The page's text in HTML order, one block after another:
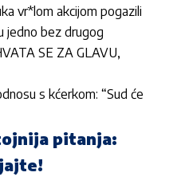
vr*lom akcijom pogazili
jedno bez drugog
SE ZA GLAVU,
s kćerkom: “Sud će
pitanja: